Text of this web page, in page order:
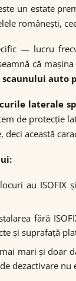
un estate
românești,
— lucru
că
scaunului auto
laterale
de protecție
această
au ISOFIX
fără
și suprafață
mari și doar
dezactivare